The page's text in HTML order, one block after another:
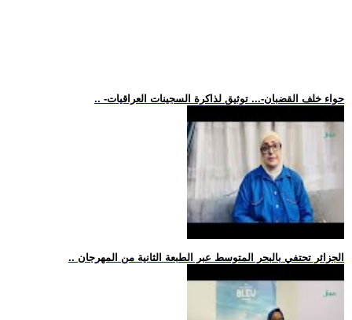
.. -حواء خلف القضبان-... توثيق لذاكرة السجينات العراقيات
.. الجزائر تحتفي بالبحر المتوسط عبر الطبعة الثانية من المهرجان